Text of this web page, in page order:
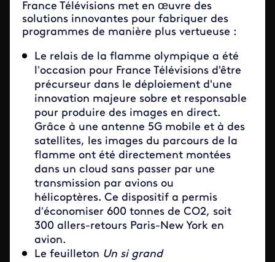
France Télévisions met en œuvre des
solutions innovantes pour fabriquer des
programmes de manière plus vertueuse :
Le relais de la flamme olympique a été
l’occasion pour France Télévisions d'être
précurseur dans le déploiement d'une
innovation majeure sobre et responsable
pour produire des images en direct.
Grâce à une antenne 5G mobile et à des
satellites, les images du parcours de la
flamme ont été directement montées
dans un cloud sans passer par une
transmission par avions ou
hélicoptères. Ce dispositif a permis
d’économiser 600 tonnes de CO2, soit
300 allers-retours Paris-New York en
avion.
Le feuilleton Un si grand